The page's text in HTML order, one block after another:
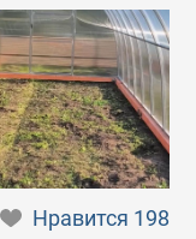
Нравится 198